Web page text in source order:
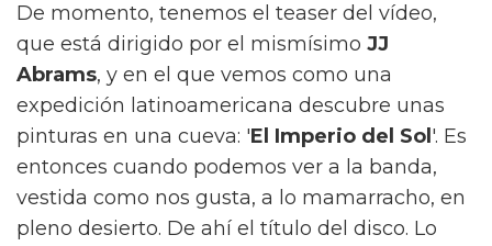
De momento, tenemos el teaser del vídeo,
que está dirigido por el mismísimo JJ
Abrams, y en el que vemos como una
expedición latinoamericana descubre unas
pinturas en una cueva: 'El Imperio del Sol '. Es
entonces cuando podemos ver a la banda,
vestida como nos gusta, a lo mamarracho, en
pleno desierto. De ahí el título del disco. Lo